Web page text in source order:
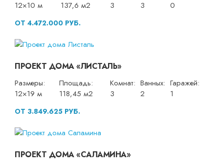
12×10 м
137,6 м2
3
3
0
ОТ 4.472.000 РУБ.
ПРОЕКТ ДОМА «ЛИСТАЛЬ»
Размеры:
12×19 м
Площадь:
118,45 м2
Комнат:
3
Ванных:
2
Гаражей:
1
ОТ 3.849.625 РУБ.
ПРОЕКТ ДОМА «САЛАМИНА»